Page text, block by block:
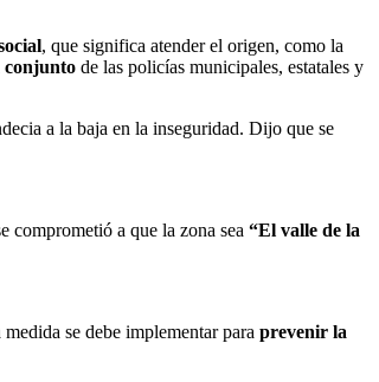
, que significa atender el origen, como la
conjunto de las policías municipales, estatales y
a la baja en la inseguridad. Dijo que se
comprometió a que la zona sea “El valle de la
medida se debe implementar para prevenir la